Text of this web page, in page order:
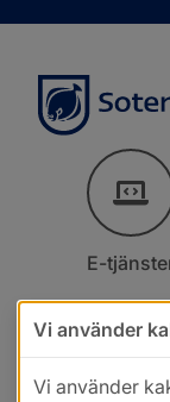
E-
Vi använder
Vi använder